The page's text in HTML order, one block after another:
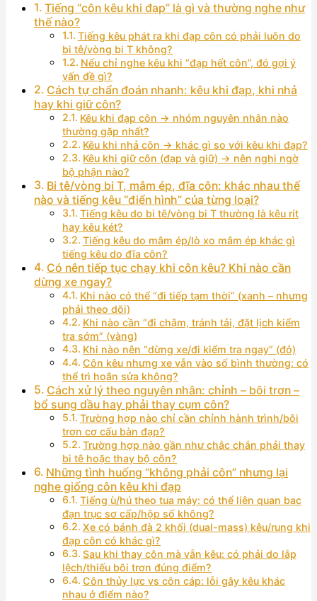
Tiếng “côn kêu khi đạp” là gì và thường nghe như
thế nào?
Tiếng kêu phát ra khi đạp côn có phải luôn do
bi tê/vòng bi T không?
Nếu chỉ nghe kêu khi “đạp hết côn”, đó gợi ý
vấn đề gì?
Cách tự chẩn đoán nhanh: kêu khi đạp, khi nhả
hay khi giữ côn?
Kêu khi đạp côn → nhóm nguyên nhân nào
thường gặp nhất?
Kêu khi nhả côn → khác gì so với kêu khi đạp?
Kêu khi giữ côn (đạp và giữ) → nên nghi ngờ
bộ phận nào?
Bi tê/vòng bi T, mâm ép, đĩa côn: khác nhau thế
nào và tiếng kêu “điển hình” của từng loại?
Tiếng kêu do bi tê/vòng bi T thường là kêu rít
hay kêu két?
Tiếng kêu do mâm ép/lò xo mâm ép khác gì
tiếng kêu do đĩa côn?
Có nên tiếp tục chạy khi côn kêu? Khi nào cần
dừng xe ngay?
Khi nào có thể “đi tiếp tạm thời” (xanh – nhưng
phải theo dõi)
Khi nào cần “đi chậm, tránh tải, đặt lịch kiểm
tra sớm” (vàng)
Khi nào nên “dừng xe/đi kiểm tra ngay” (đỏ)
Côn kêu nhưng xe vẫn vào số bình thường: có
thể trì hoãn sửa không?
Cách xử lý theo nguyên nhân: chỉnh – bôi trơn –
bổ sung dầu hay phải thay cụm côn?
Trường hợp nào chỉ cần chỉnh hành trình/bôi
trơn cơ cấu bàn đạp?
Trường hợp nào gần như chắc chắn phải thay
bi tê hoặc thay bộ côn?
Những tình huống “không phải côn” nhưng lại
nghe giống côn kêu khi đạp
Tiếng ù/hú theo tua máy: có thể liên quan bạc
đạn trục sơ cấp/hộp số không?
Xe có bánh đà 2 khối (dual-mass) kêu/rung khi
đạp côn có khác gì?
Sau khi thay côn mà vẫn kêu: có phải do lắp
lệch/thiếu bôi trơn đúng điểm?
Côn thủy lực vs côn cáp: lỗi gây kêu khác
nhau ở điểm nào?